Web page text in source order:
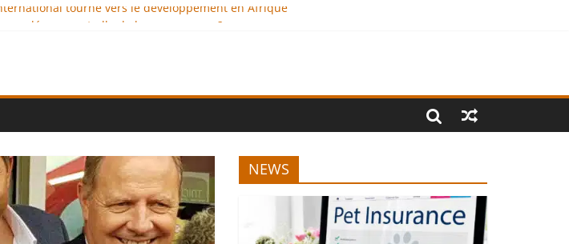
tourné vers le développement en Afrique
financière
de coopération internationale
NEWS